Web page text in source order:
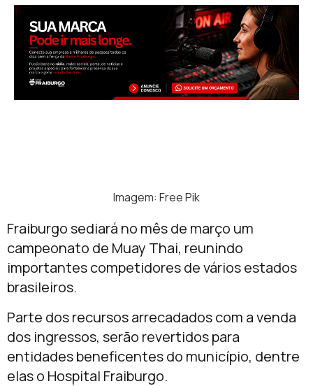
Imagem: Free Pik
Fraiburgo sediará no mês de março um
campeonato de Muay Thai, reunindo
importantes competidores de vários estados
brasileiros.
Parte dos recursos arrecadados com a venda
dos ingressos, serão revertidos para
entidades beneficentes do município, dentre
elas o Hospital Fraiburgo.